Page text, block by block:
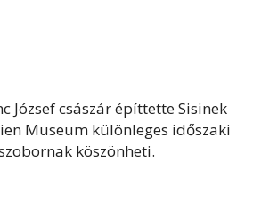
József császár építtette Sisinek
Museum különleges időszaki
köszönheti.